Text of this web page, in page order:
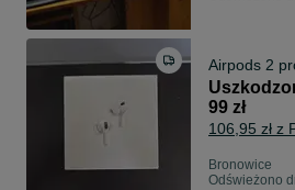
Airpods 2
99 zł
106,95 zł z
Bronowice
Odświeżono